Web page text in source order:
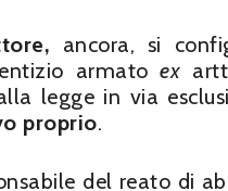
ancora, si
armatoex
legge in via
proprio.
del reato di